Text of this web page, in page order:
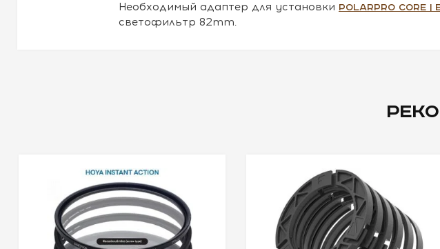
Необходимый адаптер для установки PolarPro CORE |
светофильтр 82mm.